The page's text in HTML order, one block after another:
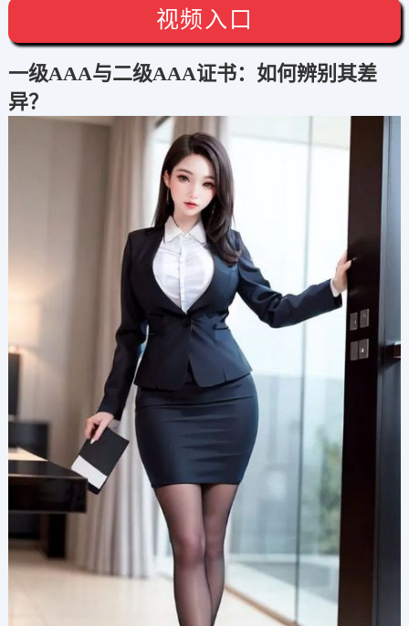
视频入口
一级AAA与二级AAA证书：如何辨别其差
异？